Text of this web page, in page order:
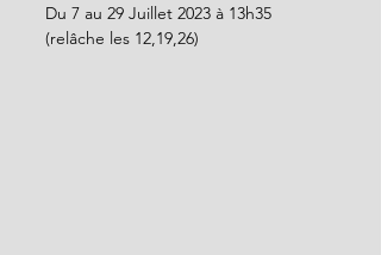
Du 7 au 29 Juillet 2023 à 13h35
(relâche les 12,19,26)